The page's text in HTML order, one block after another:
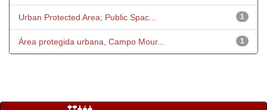
1
Urban Protected Area; Public Spac...
1
Área protegida urbana, Campo Mour...